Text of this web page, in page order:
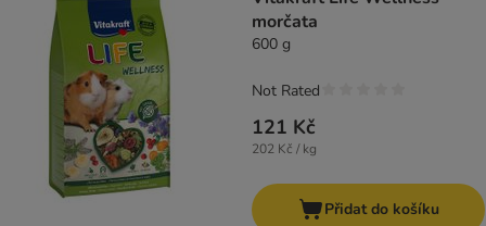
morčata
600 g
121 Kč
202 Kč / kg
Not Rated
Přidat do košíku